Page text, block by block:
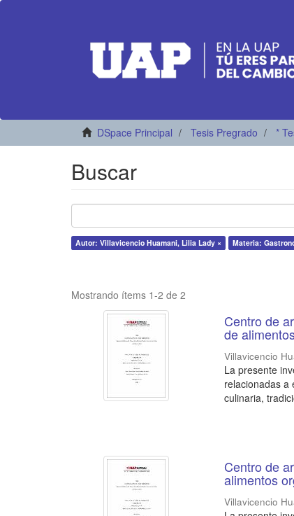
DSpace Principal Tesis Pregrado *
Buscar
Autor: Villavicencio Huamani, Lilia Lady × Materia:
Mostrando ítems 1-2 de 2
Centro de
de
Villavicencio
La presente
relacionadas a
culinaria,
Centro de
alimentos
Villavicencio